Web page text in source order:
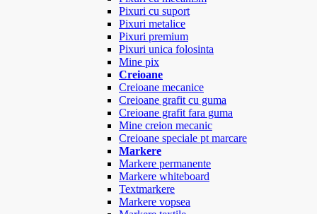
Pixuri cu suport
Pixuri metalice
Pixuri premium
Pixuri unica folosinta
Mine pix
Creioane
Creioane mecanice
Creioane grafit cu guma
Creioane grafit fara guma
Mine creion mecanic
Creioane speciale pt marcare
Markere
Markere permanente
Markere whiteboard
Textmarkere
Markere vopsea